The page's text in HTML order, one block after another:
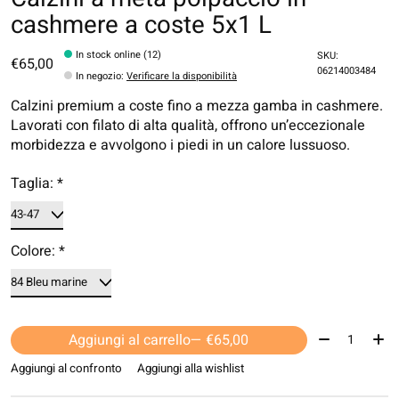
cashmere a coste 5x1 L
€65,00
In stock online (12)
In negozio:Verificare la disponibilità
SKU:
06214003484
Calzini premium a coste fino a mezza gamba in cashmere.
Lavorati con filato di alta qualità, offrono un’eccezionale
morbidezza e avvolgono i piedi in un calore lussuoso.
Taglia: *
Colore: *
Aggiungi al carrello — €65,00 Quantità:
Aggiungi al confronto Aggiungi alla wishlist